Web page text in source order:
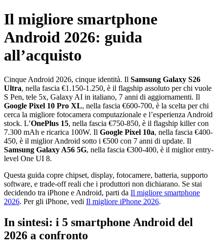
Il migliore smartphone
Android 2026: guida
all’acquisto
Cinque Android 2026, cinque identità. Il Samsung Galaxy S26
Ultra, nella fascia €1.150-1.250, è il flagship assoluto per chi vuole
S Pen, tele 5x, Galaxy AI in italiano, 7 anni di aggiornamenti. Il
Google Pixel 10 Pro XL, nella fascia €600-700, è la scelta per chi
cerca la migliore fotocamera computazionale e l’esperienza Android
stock. L’OnePlus 15, nella fascia €750-850, è il flagship killer con
7.300 mAh e ricarica 100W. Il Google Pixel 10a, nella fascia €400-
450, è il miglior Android sotto i €500 con 7 anni di update. Il
Samsung Galaxy A56 5G, nella fascia €300-400, è il miglior entry-
level One UI 8.
Questa guida copre chipset, display, fotocamere, batteria, supporto
software, e trade-off reali che i produttori non dichiarano. Se stai
decidendo tra iPhone e Android, parti da Il migliore smartphone
2026. Per gli iPhone, vedi Il migliore iPhone 2026.
In sintesi: i 5 smartphone Android del
2026 a confronto